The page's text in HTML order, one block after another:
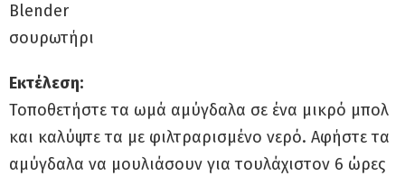
Blender
σουρωτήρι
Εκτέλεση:
Τοποθετήστε τα ωμά αμύγδαλα σε ένα μικρό μπολ
και καλύψτε τα με φιλτραρισμένο νερό. Αφήστε τα
αμύγδαλα να μουλιάσουν για τουλάχιστον 6 ώρες